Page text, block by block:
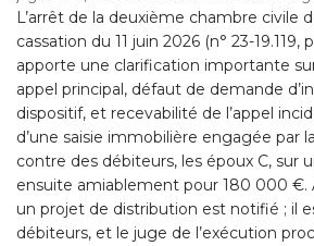
L’arrêt de la deuxième chambre civile
cassation du 11 juin 2026 (n° 23-19.119,
apporte une clarification importante
appel principal, défaut de demande
dispositif, et recevabilité de l’appel
d’une saisie immobilière engagée par
contre des débiteurs, les époux C, sur
ensuite amiablement pour 180 000 €.
un projet de distribution est notifié ; il
débiteurs, et le juge de l’exécution